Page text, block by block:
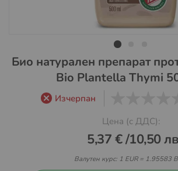
Преминете
Био натурален препарат
Bio Plantella Thymi
Изчерпан
Цена (с ДДС):
5,37 €/10,50
Валутен курс: 1 EUR = 1.95583